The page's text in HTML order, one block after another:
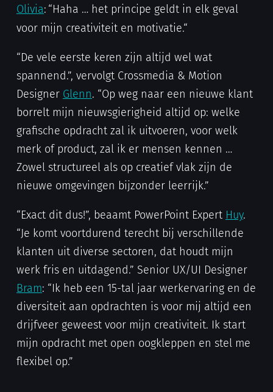
Olivia: “Haha … het principe geldt in elk geval
voor mijn creativiteit en motivatie.“
“De vele eerste keren zijn altijd wel wat
spannend.”, vervolgt Crossmedia & Motion
Designer Glenn. “Op weg naar een nieuwe klant
borrelt mijn nieuwsgierigheid altijd op: welke
grafische opdracht zal ik uitvoeren, voor welk
merk of product, zal ik er mensen kennen …
Zowel structureel als op creatief vlak zijn de
nieuwe omgevingen bijzonder leerrijk.”
“Exact dit dus!”, beaamt PowerPoint Expert Huy.
“Je komt voortdurend terecht bij verschillende
klanten uit diverse sectoren, dat houdt mijn
werk fris en uitdagend.” Senior UX/UI Designer
Bram: “Ik heb een 15-tal jaar werkervaring en de
diversiteit aan opdrachten is voor mij altijd een
drijfveer geweest voor mijn creativiteit. Ik start
mijn opdracht met open oogkleppen en stel me
flexibel op.”